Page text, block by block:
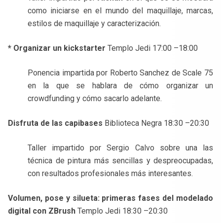
como iniciarse en el mundo del maquillaje, marcas,
estilos de maquillaje y caracterización.
* Organizar un kickstarter Templo Jedi 17:00 –18:00
Ponencia impartida por Roberto Sanchez de Scale 75
en la que se hablara de cómo organizar un
crowdfunding y cómo sacarlo adelante.
Disfruta de las capibases Biblioteca Negra 18:30 –20:30
Taller impartido por Sergio Calvo sobre una las
técnica de pintura más sencillas y despreocupadas,
con resultados profesionales más interesantes.
Volumen, pose y silueta: primeras fases del modelado
digital con ZBrush Templo Jedi 18:30 –20:30